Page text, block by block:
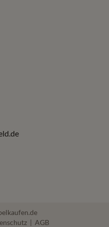
| AGB